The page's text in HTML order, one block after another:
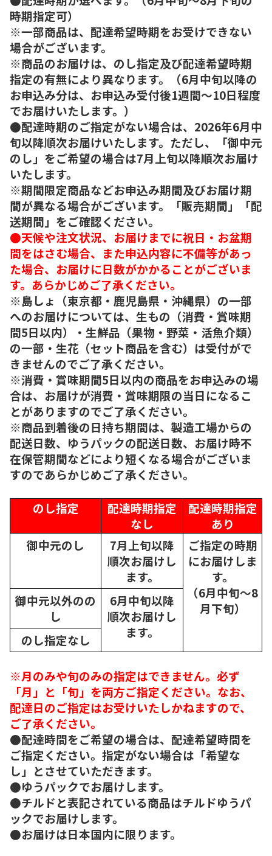
時期指定可）
※一部商品は、配達希望時期をお受けできない
場合がございます。
※商品のお届けは、のし指定及び配達希望時期
指定の有無により異なります。（6月中旬以降の
お申込み分は、お申込み受付後1週間～10日程度
でお届けいたします。）
●配達時期のご指定がない場合は、2026年6月中
旬以降順次お届けいたします。ただし、「御中元
のし」をご希望の場合は7月上旬以降順次お届け
いたします。
※期間限定商品などお申込み期間及びお届け期
間が異なる場合がございます。「販売期間」「配
送期間」をご確認ください。
●天候や注文状況、お届けまでに祝日・お盆期
間をはさむ場合、また申込内容に不備等があっ
た場合、お届けに日数がかかることがございま
す。あらかじめご了承ください。
※島しょ（東京都・鹿児島県・沖縄県）の一部
へのお届けについては、生もの（消費・賞味期
間5日以内）・生鮮品（果物・野菜・活魚介類）
の一部・生花（セット商品を含む）は受付がで
きませんのでご了承ください。
※消費・賞味期間5日以内の商品をお申込みの場
合は、お届けが消費・賞味期限の当日になるこ
とがありますのでご了承ください。
※商品到着後の日持ち期間は、製造工場からの
配送日数、ゆうパックの配送日数、お届け時不
在保管期間などにより短くなる場合がございま
すのであらかじめご了承ください。
のし指定
配達時期指定
なし
配達時期指定
あり
御中元のし
7月上旬以降
順次お届けし
ます。
ご指定の時期
にお届けしま
す。
（6月中旬～8
月下旬）
御中元以外のの
し
6月中旬以降
順次お届けし
ます。
のし指定なし
※月のみや旬のみの指定はできません。必ず
「月」と「旬」を両方ご指定ください。なお、
配達日のご指定はお受けいたしかねますので、
ご了承ください。
●配達時間をご希望の場合は、配達希望時間を
ご指定ください。指定がない場合は「希望な
し」とさせていただきます。
●ゆうパックでお届けします。
●チルドと表記されている商品はチルドゆうパ
ックでお届けします。
●お届けは日本国内に限ります。